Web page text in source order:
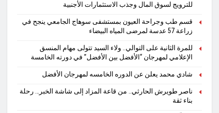
للترويج لسوق المال وجذب الاستثمارات الأجنبية
قسم طب وجراحة العيون بمستشفى سوهاج الجامعي ينجح في
زراعة 57 عدسة لمرضى المياه البيضاء
للمرة الثانية على التوالي.. ولاء السيد تتولى مهام المنسق
الإعلامي لمهرجان “الأفضل بين الأفضل” في دورته الخامسة
شادي محمد يعلن عن الدوره الخامسه لمهرجان الأفضل
ناصر طويرش الحارثي.. من قاعة المزاد إلى شاشة الخبر… رحلة
بناء ثقة